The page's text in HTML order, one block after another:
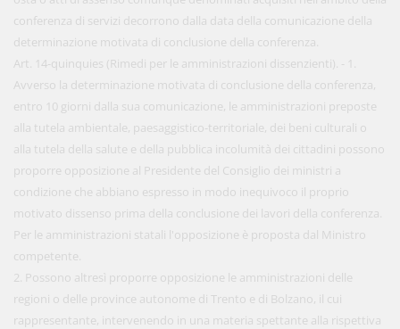
conferenza di servizi decorrono dalla data della comunicazione della
determinazione motivata di conclusione della conferenza.
Art. 14-quinquies (Rimedi per le amministrazioni dissenzienti). - 1.
Avverso la determinazione motivata di conclusione della conferenza,
entro 10 giorni dalla sua comunicazione, le amministrazioni preposte
alla tutela ambientale, paesaggistico-territoriale, dei beni culturali o
alla tutela della salute e della pubblica incolumità dei cittadini possono
proporre opposizione al Presidente del Consiglio dei ministri a
condizione che abbiano espresso in modo inequivoco il proprio
motivato dissenso prima della conclusione dei lavori della conferenza.
Per le amministrazioni statali l'opposizione è proposta dal Ministro
competente.
2. Possono altresì proporre opposizione le amministrazioni delle
regioni o delle province autonome di Trento e di Bolzano, il cui
rappresentante, intervenendo in una materia spettante alla rispettiva